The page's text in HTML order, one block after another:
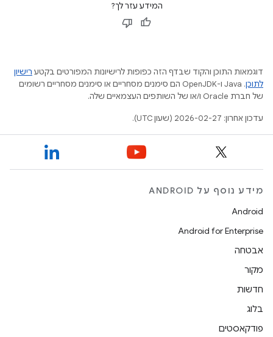
המידע עזר לך?
דוגמאות התוכן והקוד שבדף הזה כפופות לרישיונות המפורטים בקטע רישיון
לתוכן
.‏ Java ו-OpenJDK הם סימנים מסחריים או סימנים מסחריים רשומים
של חברת Oracle ו/או של השותפים העצמאיים שלה.
עדכון אחרון: 2026-02-27 (שעון UTC).
מידע נוסף על ANDROID
Android
Android for Enterprise
אבטחה
מקור
חדשות
בלוג
פודקאסטים